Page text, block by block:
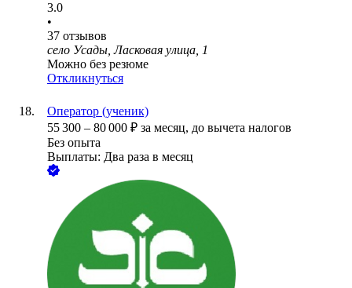
3.0
•
37 отзывов
село Усады, Ласковая улица, 1
Можно без резюме
Откликнуться
Оператор (ученик)
55 300 – 80 000 ₽ за месяц, до вычета налогов
Без опыта
Выплаты: Два раза в месяц